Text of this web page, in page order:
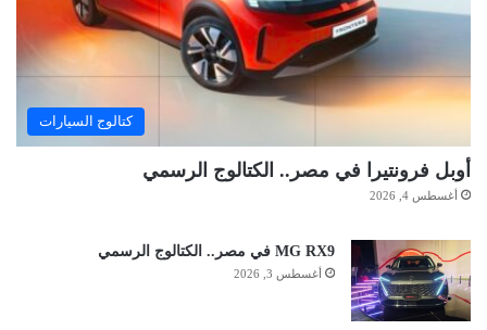
كتالوج السيارات
أوبل فرونتيرا في مصر.. الكتالوج الرسمي
أغسطس 4, 2026
MG RX9 في مصر.. الكتالوج الرسمي
أغسطس 3, 2026